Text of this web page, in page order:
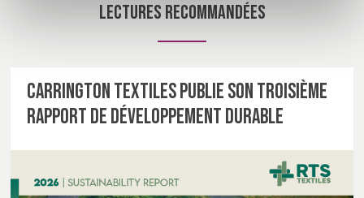
Lectures recommandées
Carrington Textiles publie son troisième
rapport de développement durable